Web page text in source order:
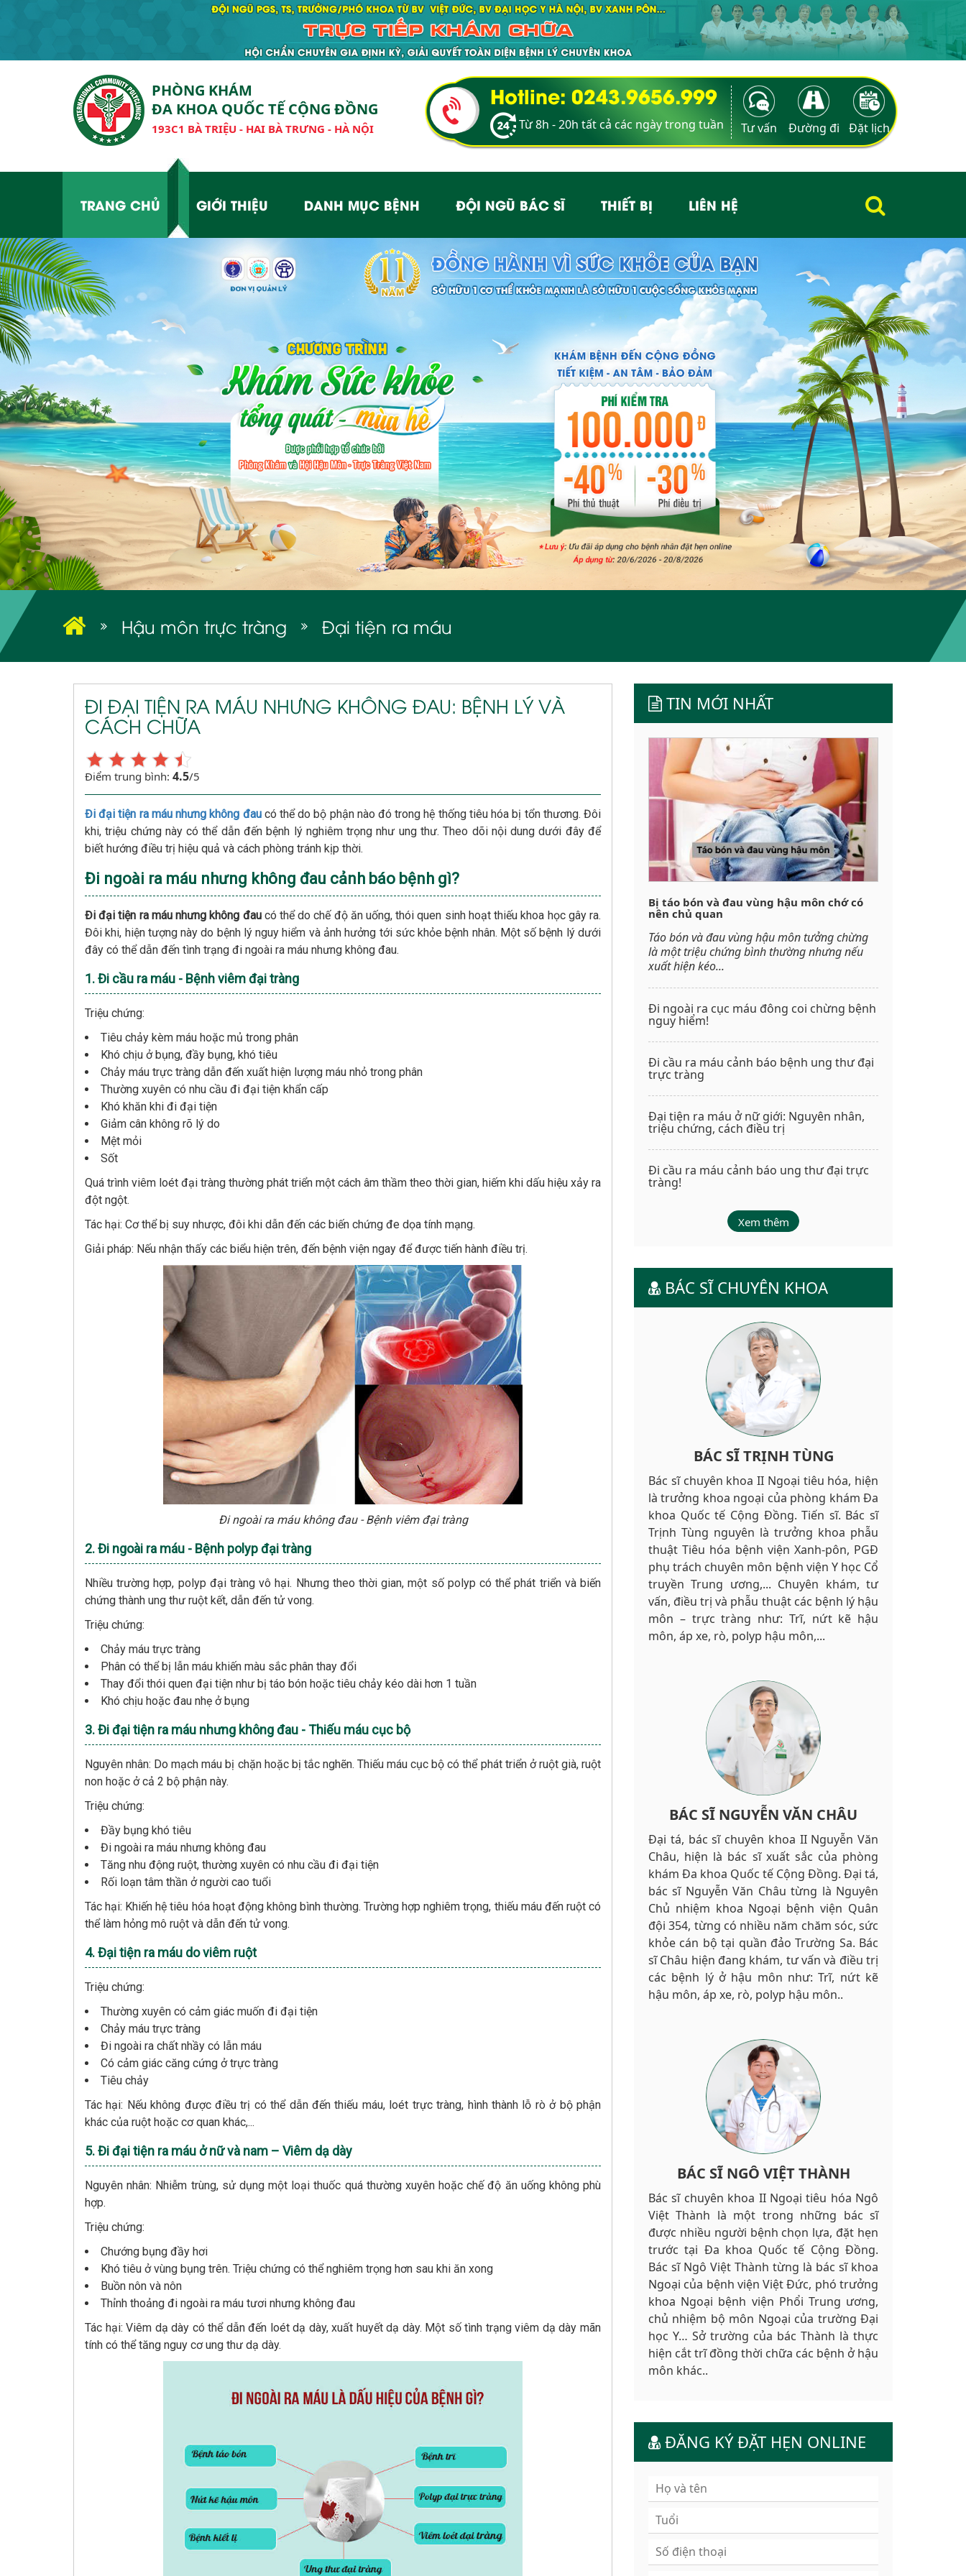
PHÒNG KHÁM
ĐA KHOA QUỐC TẾ CỘNG ĐỒNG
193C1 BÀ TRIỆU - HAI BÀ TRƯNG - HÀ NỘI
Hotline: 0243.9656.999
Từ 8h - 20h tất cả các ngày trong tuần Tư vấn Đường đi Đặt lịch
TRANG CHỦ GIỚI THIỆU DANH MỤC BỆNH ĐỘI NGŨ BÁC SĨ THIẾT BỊ LIÊN HỆ
Hậu môn trực tràng Đại tiện ra máu
ĐI ĐẠI TIỆN RA MÁU NHƯNG KHÔNG ĐAU: BỆNH LÝ VÀ
CÁCH CHỮA
Điểm trung bình: 4.5/5
Đi đại tiện ra máu nhưng không đaucó thể do bộ phận nào đó trong hệ thống tiêu hóa bị tổn thương. Đôi
khi, triệu chứng này có thể dẫn đến bệnh lý nghiêm trọng như ung thư. Theo dõi nội dung dưới đây để
biết hướng điều trị hiệu quả và cách phòng tránh kịp thời.
Đi ngoài ra máu nhưng không đau cảnh báo bệnh gì?
Đi đại tiện ra máu nhưng không đaucó thể do chế độ ăn uống, thói quen sinh hoạt thiếu khoa học gây ra.
Đôi khi, hiện tượng này do bệnh lý nguy hiểm và ảnh hưởng tới sức khỏe bệnh nhân. Một số bệnh lý dưới
đây có thể dẫn đến tình trạng đi ngoài ra máu nhưng không đau.
1. Đi cầu ra máu - Bệnh viêm đại tràng
Triệu chứng:
Tiêu chảy kèm máu hoặc mủ trong phân
Khó chịu ở bụng, đầy bụng, khó tiêu
Chảy máu trực tràng dẫn đến xuất hiện lượng máu nhỏ trong phân
Thường xuyên có nhu cầu đi đại tiện khẩn cấp
Khó khăn khi đi đại tiện
Giảm cân không rõ lý do
Mệt mỏi
Sốt
Quá trình viêm loét đại tràng thường phát triển một cách âm thầm theo thời gian, hiếm khi dấu hiệu xảy ra
đột ngột.
Tác hại: Cơ thể bị suy nhược, đôi khi dẫn đến các biến chứng đe dọa tính mạng.
Giải pháp: Nếu nhận thấy các biểu hiện trên, đến bệnh viện ngay để được tiến hành điều trị.
Đi ngoài ra máu không đau - Bệnh viêm đại tràng
2. Đi ngoài ra máu - Bệnh polyp đại tràng
Nhiều trường hợp, polyp đại tràng vô hại. Nhưng theo thời gian, một số polyp có thể phát triển và biến
chứng thành ung thư ruột kết, dẫn đến tử vong.
Triệu chứng:
Chảy máu trực tràng
Phân có thể bị lẫn máu khiến màu sắc phân thay đổi
Thay đổi thói quen đại tiện như bị táo bón hoặc tiêu chảy kéo dài hơn 1 tuần
Khó chịu hoặc đau nhẹ ở bụng
3. Đi đại tiện ra máu nhưng không đau - Thiếu máu cục bộ
Nguyên nhân: Do mạch máu bị chặn hoặc bị tắc nghẽn. Thiếu máu cục bộ có thể phát triển ở ruột già, ruột
non hoặc ở cả 2 bộ phận này.
Triệu chứng:
Đầy bụng khó tiêu
Đi ngoài ra máu nhưng không đau
Tăng nhu động ruột, thường xuyên có nhu cầu đi đại tiện
Rối loạn tâm thần ở người cao tuổi
Tác hại: Khiến hệ tiêu hóa hoạt động không bình thường. Trường hợp nghiêm trọng, thiếu máu đến ruột có
thể làm hỏng mô ruột và dẫn đến tử vong.
4. Đại tiện ra máu do viêm ruột
Triệu chứng:
Thường xuyên có cảm giác muốn đi đại tiện
Chảy máu trực tràng
Đi ngoài ra chất nhầy có lẫn máu
Có cảm giác căng cứng ở trực tràng
Tiêu chảy
Tác hại: Nếu không được điều trị có thể dẫn đến thiếu máu, loét trực tràng, hình thành lỗ rò ở bộ phận
khác của ruột hoặc cơ quan khác,...
5. Đi đại tiện ra máu ở nữ và nam – Viêm dạ dày
Nguyên nhân: Nhiễm trùng, sử dụng một loại thuốc quá thường xuyên hoặc chế độ ăn uống không phù
hợp.
Triệu chứng:
Chướng bụng đầy hơi
Khó tiêu ở vùng bụng trên. Triệu chứng có thể nghiêm trọng hơn sau khi ăn xong
Buồn nôn và nôn
Thỉnh thoảng đi ngoài ra máu tươi nhưng không đau
Tác hại: Viêm dạ dày có thể dẫn đến loét dạ dày, xuất huyết dạ dày. Một số tình trạng viêm dạ dày mãn
tính có thể tăng nguy cơ ung thư dạ dày.
TIN MỚI NHẤT
Bị táo bón và đau vùng hậu môn chớ có
nên chủ quan
Táo bón và đau vùng hậu môn tưởng chừng
là một triệu chứng bình thường nhưng nếu
xuất hiện kéo...
Đi ngoài ra cục máu đông coi chừng bệnh
nguy hiểm!
Đi cầu ra máu cảnh báo bệnh ung thư đại
trực tràng
Đại tiện ra máu ở nữ giới: Nguyên nhân,
triệu chứng, cách điều trị
Đi cầu ra máu cảnh báo ung thư đại trực
tràng!
Xem thêm
BÁC SĨ CHUYÊN KHOA
BÁC SĨ TRỊNH TÙNG
Bác sĩ chuyên khoa II Ngoại tiêu hóa, hiện
là trưởng khoa ngoại của phòng khám Đa
khoa Quốc tế Cộng Đồng. Tiến sĩ. Bác sĩ
Trịnh Tùng nguyên là trưởng khoa phẫu
thuật Tiêu hóa bệnh viện Xanh-pôn, PGĐ
phụ trách chuyên môn bệnh viện Y học Cổ
truyền Trung ương,... Chuyên khám, tư
vấn, điều trị và phẫu thuật các bệnh lý hậu
môn – trực tràng như: Trĩ, nứt kẽ hậu
môn, áp xe, rò, polyp hậu môn,...
BÁC SĨ NGUYỄN VĂN CHÂU
Đại tá, bác sĩ chuyên khoa II Nguyễn Văn
Châu, hiện là bác sĩ xuất sắc của phòng
khám Đa khoa Quốc tế Cộng Đồng. Đại tá,
bác sĩ Nguyễn Văn Châu từng là Nguyên
Chủ nhiệm khoa Ngoại bệnh viện Quân
đội 354, từng có nhiều năm chăm sóc, sức
khỏe cán bộ tại quần đảo Trường Sa. Bác
sĩ Châu hiện đang khám, tư vấn và điều trị
các bệnh lý ở hậu môn như: Trĩ, nứt kẽ
hậu môn, áp xe, rò, polyp hậu môn..
BÁC SĨ NGÔ VIỆT THÀNH
Bác sĩ chuyên khoa II Ngoại tiêu hóa Ngô
Việt Thành là một trong những bác sĩ
được nhiều người bệnh chọn lựa, đặt hẹn
trước tại Đa khoa Quốc tế Cộng Đồng.
Bác sĩ Ngô Việt Thành từng là bác sĩ khoa
Ngoại của bệnh viện Việt Đức, phó trưởng
khoa Ngoại bệnh viện Phổi Trung ương,
chủ nhiệm bộ môn Ngoại của trường Đại
học Y… Sở trường của bác Thành là thực
hiện cắt trĩ đồng thời chữa các bệnh ở hậu
môn khác..
ĐĂNG KÝ ĐẶT HẸN ONLINE